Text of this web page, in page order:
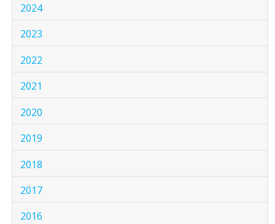
2024
2023
2022
2021
2020
2019
2018
2017
2016